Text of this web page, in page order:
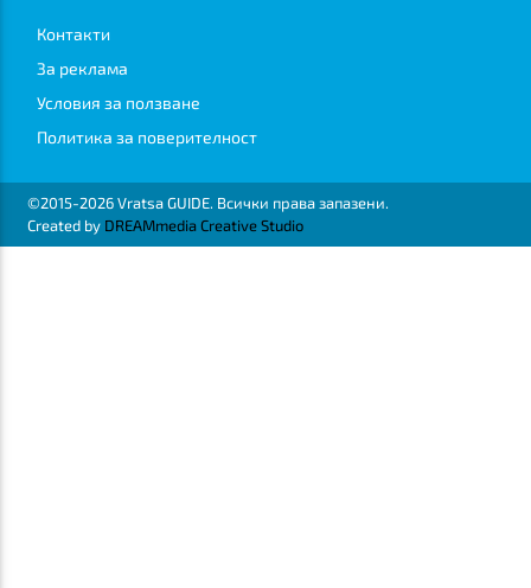
Контакти
За реклама
Условия за ползване
Политика за поверителност
©2015-2026 Vratsa GUIDE. Всички права запазени.
Created by DREAMmedia Creative Studio